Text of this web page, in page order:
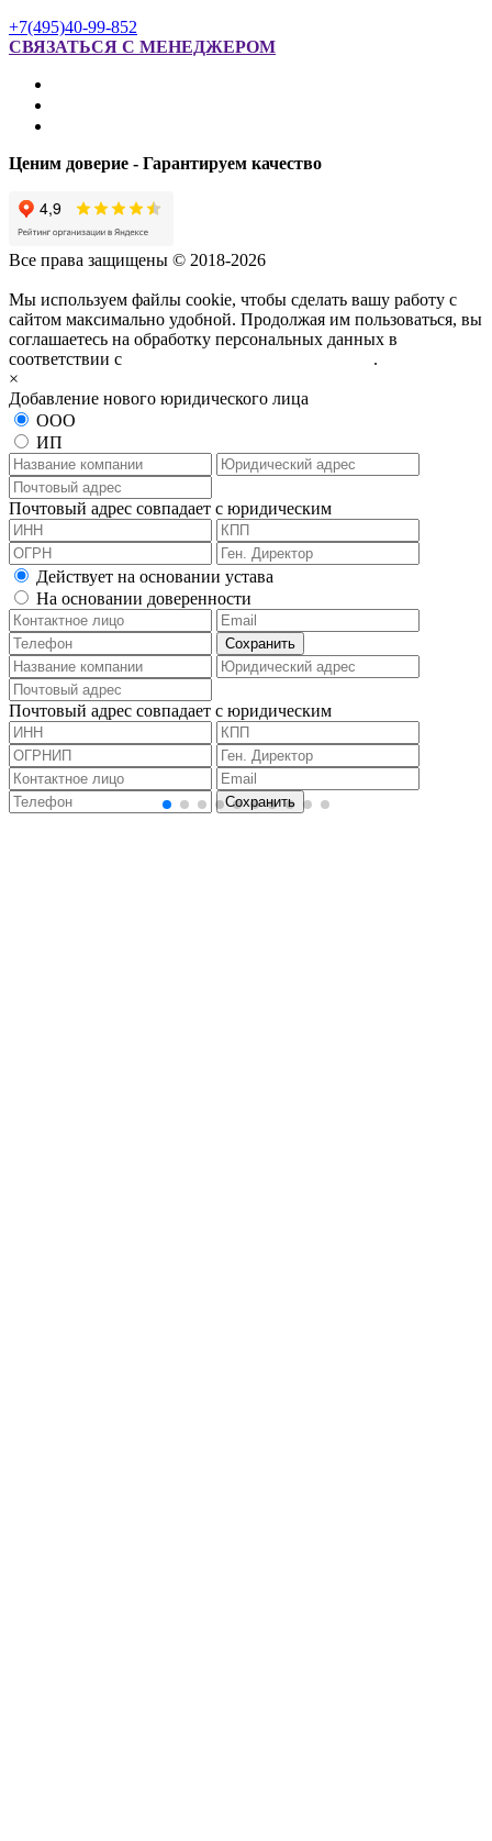
+7(495)40-99-852
СВЯЗАТЬСЯ С МЕНЕДЖЕРОМ
Ценим доверие - Гарантируем качество
Все права защищены © 2018-2026
Мы используем файлы cookie, чтобы сделать вашу работу с
сайтом максимально удобной. Продолжая им пользоваться, вы
соглашаетесь на обработку персональных данных в
соответствии с
.
×
Добавление нового юридического лица
ООО
ИП
Почтовый адрес совпадает с юридическим
Действует на основании устава
На основании доверенности
Почтовый адрес совпадает с юридическим